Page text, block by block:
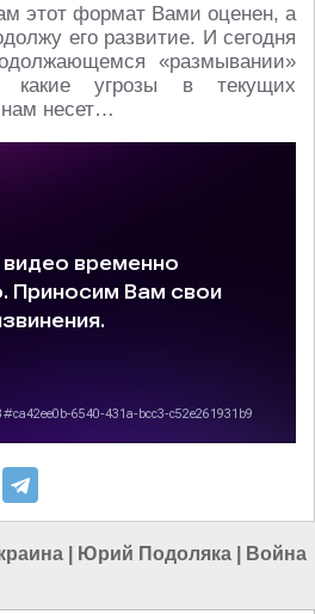
этот формат Вами оценен, а
его развитие. И сегодня
«размывании»
угрозы в текущих
нам несет…
Юрий Подоляка
Война